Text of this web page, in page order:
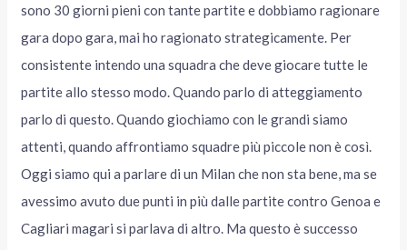
sono 30 giorni pieni con tante partite e dobbiamo ragionare
gara dopo gara, mai ho ragionato strategicamente. Per
consistente intendo una squadra che deve giocare tutte le
partite allo stesso modo. Quando parlo di atteggiamento
parlo di questo. Quando giochiamo con le grandi siamo
attenti, quando affrontiamo squadre più piccole non è così.
Oggi siamo qui a parlare di un Milan che non sta bene, ma se
avessimo avuto due punti in più dalle partite contro Genoa e
Cagliari magari si parlava di altro. Ma questo è successo